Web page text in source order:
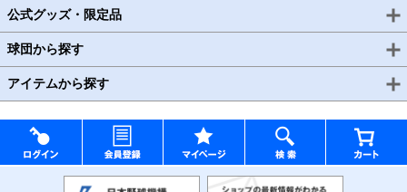
公式グッズ・限定品
球団から探す
アイテムから探す